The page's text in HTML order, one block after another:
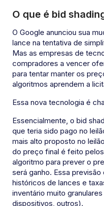
O que é bid
O Google anunciou sua
lance na tentativa de
Mas as empresas de
compradores a vencer
para tentar manter os
algoritmos aprendem a
Essa nova tecnologia é
Essencialmente, o bid
que teria sido pago no
mais alto proposto no
do preço final é feito
algoritmo para prever o
será ganho. Essa
históricos de lances e
inventário muito
dispositivos, outros).